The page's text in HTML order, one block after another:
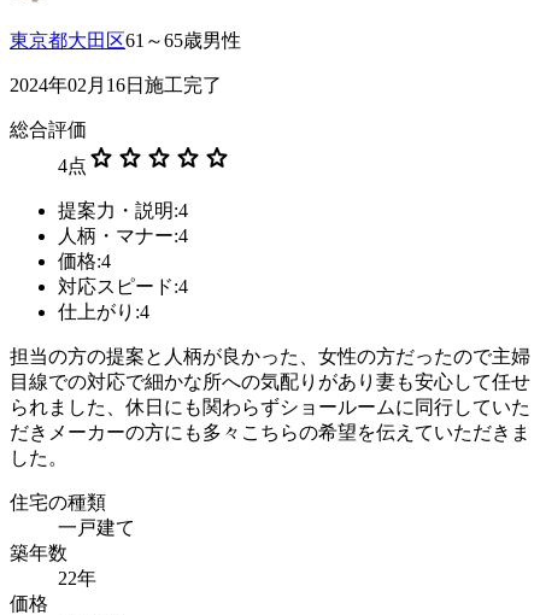
東京都大田区61～65歳男性
2024年02月16日施工完了
総合評価
4点 star star star star star
提案力・説明:4
人柄・マナー:4
価格:4
対応スピード:4
仕上がり:4
担当の方の提案と人柄が良かった、女性の方だったので主婦
目線での対応で細かな所への気配りがあり妻も安心して任せ
られました、休日にも関わらずショールームに同行していた
だきメーカーの方にも多々こちらの希望を伝えていただきま
した。
住宅の種類
一戸建て
築年数
22年
価格